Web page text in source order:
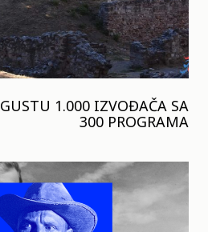
1.000 IZVOĐAČA SA
300 PROGRAMA